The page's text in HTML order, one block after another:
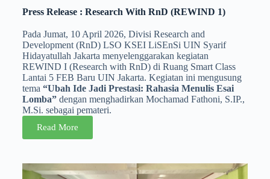
Press Release : Research With RnD (REWIND 1)
Pada Jumat, 10 April 2026, Divisi Research and
Development (RnD) LSO KSEI LiSEnSi UIN Syarif
Hidayatullah Jakarta menyelenggarakan kegiatan
REWIND I (Research with RnD) di Ruang Smart Class
Lantai 5 FEB Baru UIN Jakarta. Kegiatan ini mengusung
tema “Ubah Ide Jadi Prestasi: Rahasia Menulis Esai
Lomba”dengan menghadirkan Mochamad Fathoni, S.IP.,
M.Si. sebagai pemateri.
Read More